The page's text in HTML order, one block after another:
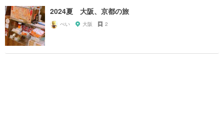
2024夏 大阪、京都の旅
ぺい 大阪 2